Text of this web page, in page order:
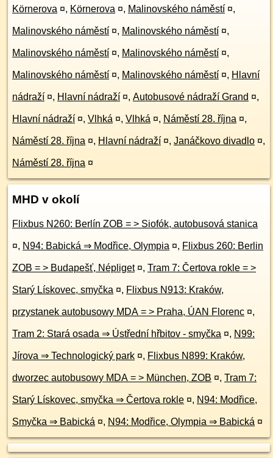
Körnerova ¤, Körnerova ¤, Malinovského náměstí ¤,
Malinovského náměstí ¤, Malinovského náměstí ¤,
Malinovského náměstí ¤, Malinovského náměstí ¤,
Malinovského náměstí ¤, Malinovského náměstí ¤, Hlavní
nádraží ¤, Hlavní nádraží ¤, Autobusové nádraží Grand ¤,
Hlavní nádraží ¤, Vlhká ¤, Vlhká ¤, Náměstí 28. října ¤,
Náměstí 28. října ¤, Hlavní nádraží ¤, Janáčkovo divadlo ¤,
Náměstí 28. října ¤
MHD v okolí
Flixbus N260: Berlín ZOB = > Siofók, autobusová stanica
¤, N94: Babická ⇒ Modřice, Olympia ¤, Flixbus 260: Berlin
ZOB = > Budapešť, Népliget ¤, Tram 7: Čertova rokle = >
Starý Lískovec, smyčka ¤, Flixbus N913: Kraków,
przystanek autobusowy MDA = > Praha, ÚAN Florenc ¤,
Tram 2: Stará osada ⇒ Ústřední hřbitov - smyčka ¤, N99:
Jírova ⇒ Technologický park ¤, Flixbus N899: Kraków,
dworzec autobusowy MDA = > München, ZOB ¤, Tram 7:
Starý Lískovec, smyčka ⇒ Čertova rokle ¤, N94: Modřice,
Smyčka ⇒ Babická ¤, N94: Modřice, Olympia ⇒ Babická ¤